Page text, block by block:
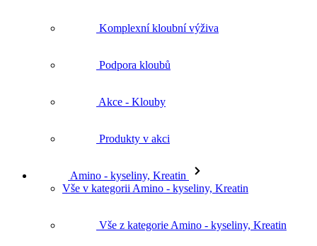
Komplexní kloubní výživa
Podpora kloubů
Akce - Klouby
Produkty v akci
Amino - kyseliny, Kreatin
Vše v kategorii Amino - kyseliny, Kreatin
Vše z kategorie Amino - kyseliny, Kreatin